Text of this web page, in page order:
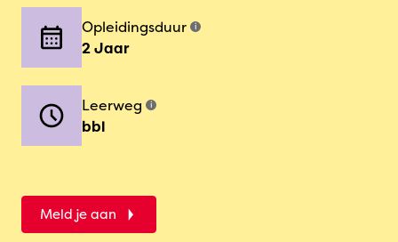
Opleidingsduur i
2 Jaar
Leerweg i
bbl
Meld je aan